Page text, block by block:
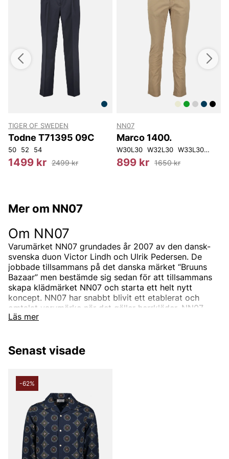
TIGER OF SWEDEN
Todne T71395 09C
50 52 54
1499 kr 2499 kr
NN07
Marco 1400.
W30L30 W32L30 W33L30
899 kr 1650 kr
Mer om NN07
Läs mer
Om NN07
Varumärket NN07 grundades år 2007 av den dansk-
svenska duon Victor Lindh och Ulrik Pedersen. De
jobbade tillsammans på det danska märket “Bruuns
Bazaar” men bestämde sig sedan för att tillsammans
skapa klädmärket NN07 och starta ett helt nytt
koncept. NN07 har snabbt blivit ett etablerat och
omtalat varumärke när det gäller herrkläder. NN07
drivs inte av trender utan designar unika plagg med
Hur kom namnet NN07 till?
NN07 är ett varumärke för alla, oavsett bakgrund.
Därav namnet NN07, som står för “No Nationality” och
07 från året då det skapades, 2007. Konceptet kallar
de ibland för “We are no nationality” som går att se i
deras grafiska profil. Målet har alltid varit att alla
människor ska känna sig bekväma i NN07s plagg.
NN07s sortiment
Senast visade
-62%